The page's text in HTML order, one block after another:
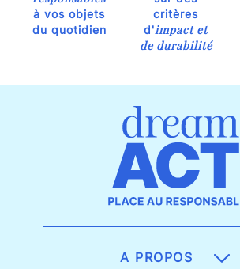
à vos objets
du quotidien
critères
d'impact et
de durabilité
A PROPOS